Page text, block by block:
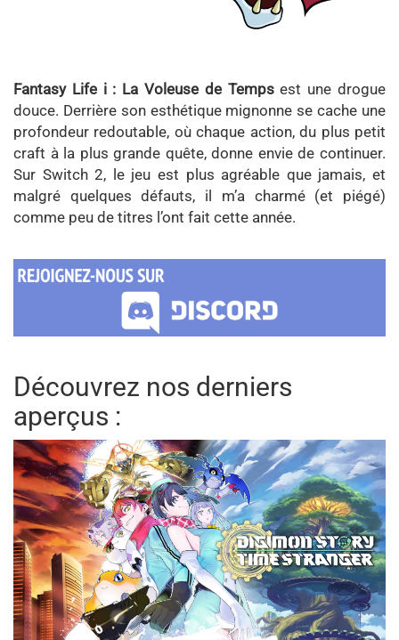
Fantasy Life i : La Voleuse de Tempsest une drogue
douce. Derrière son esthétique mignonne se cache une
profondeur redoutable, où chaque action, du plus petit
craft à la plus grande quête, donne envie de continuer.
Sur Switch 2, le jeu est plus agréable que jamais, et
malgré quelques défauts, il m’a charmé (et piégé)
comme peu de titres l’ont fait cette année.
Découvrez nos derniers
aperçus :